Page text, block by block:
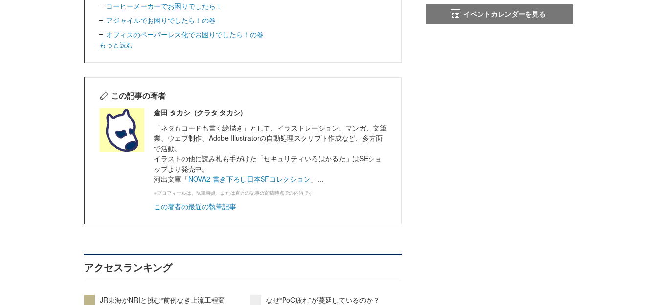
コーヒーメーカーでお困りでしたら！
アジャイルでお困りでしたら！の巻
オフィスのペーパーレス化でお困りでしたら！の巻
もっと読む
この記事の著者
倉田 タカシ（クラタ タカシ）
「ネタもコードも書く絵描き」として、イラストレーション、マンガ、文筆
業、ウェブ制作、Adobe Illustratorの自動処理スクリプト作成など、多方面
で活動。
イラストの他に読み札も手がけた「セキュリティいろはかるた」はSEショ
ップより発売中。
河出文庫「NOVA2-書き下ろし日本SFコレクション 」...
※プロフィールは、執筆時点、または直近の記事の寄稿時点での内容です
この著者の最近の執筆記事
アクセスランキング
JR東海がNRIと挑む“前例なき上流工程変 なぜ“PoC疲れ”が蔓延しているのか？
イベントカレンダーを見る